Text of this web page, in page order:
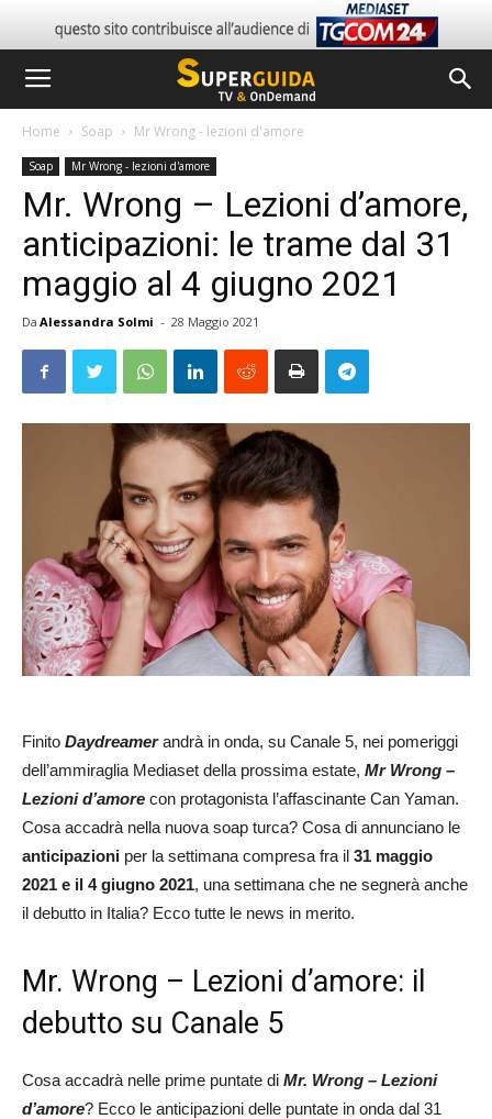
Home Soap Mr Wrong - lezioni d'amore
Soap Mr Wrong - lezioni d'amore
Mr. Wrong – Lezioni d’amore,
anticipazioni: le trame dal 31
maggio al 4 giugno 2021
Da Alessandra Solmi - 28 Maggio 2021
Finito Daydreamerandrà in onda, su Canale 5, nei pomeriggi
dell’ammiraglia Mediaset della prossima estate, Mr Wrong –
Lezioni d’amore con protagonista l’affascinante Can Yaman.
Cosa accadrà nella nuova soap turca? Cosa di annunciano le
anticipazioni per la settimana compresa fra il 31 maggio
2021 e il 4 giugno 2021, una settimana che ne segnerà anche
il debutto in Italia? Ecco tutte le news in merito.
Mr. Wrong – Lezioni d’amore: il
debutto su Canale 5
Cosa accadrà nelle prime puntate di Mr. Wrong – Lezioni
d’amore? Ecco le anticipazioni delle puntate in onda dal 31